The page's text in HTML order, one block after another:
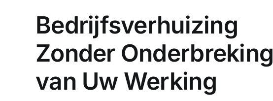
Bedrijfsverhuizing
Zonder Onderbreking
van Uw Werking